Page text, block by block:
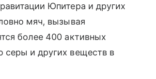
Юпитера и других
мяч, вызывая
более 400 активных
серы и других веществ в